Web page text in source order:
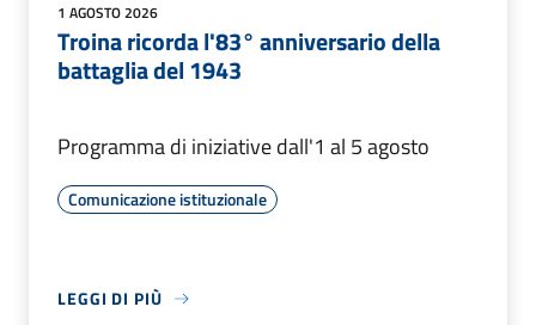
1 AGOSTO 2026
Troina ricorda l'83° anniversario della
battaglia del 1943
Programma di iniziative dall'1 al 5 agosto
Comunicazione istituzionale
LEGGI DI PIÙ